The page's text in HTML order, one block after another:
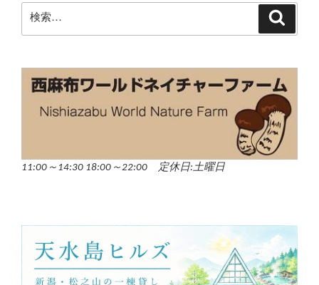
11:00～14:30 18:00～22:00 定休日:土曜日